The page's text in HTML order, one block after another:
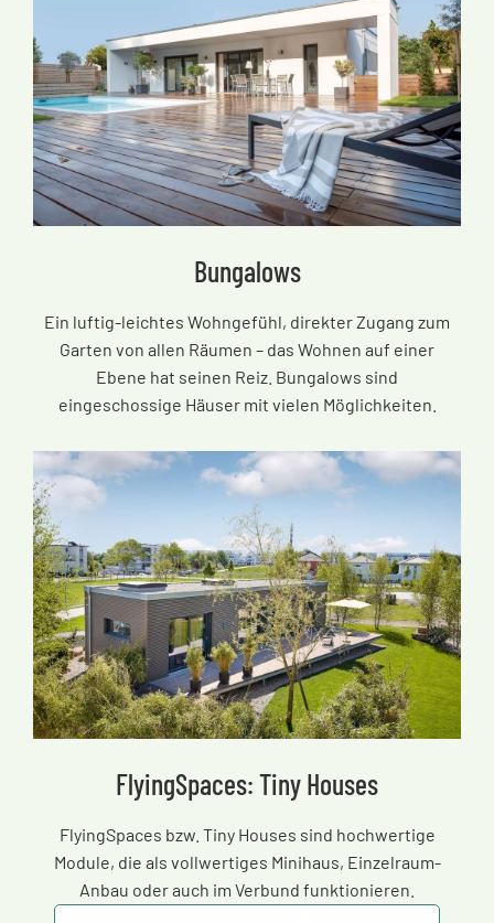
Bungalows
Ein luftig-leichtes Wohngefühl, direkter Zugang zum
Garten von allen Räumen – das Wohnen auf einer
Ebene hat seinen Reiz. Bungalows sind
eingeschossige Häuser mit vielen Möglichkeiten.
FlyingSpaces: Tiny Houses
FlyingSpaces bzw. Tiny Houses sind hochwertige
Module, die als vollwertiges Minihaus, Einzelraum-
Anbau oder auch im Verbund funktionieren.